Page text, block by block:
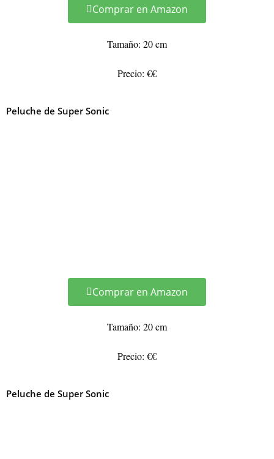
Comprar en Amazon
Tamaño: 20 cm
Precio: €€
Peluche de Super Sonic
Comprar en Amazon
Tamaño: 20 cm
Precio: €€
Peluche de Super Sonic